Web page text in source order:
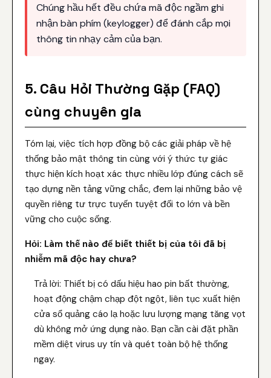
Chúng hầu hết đều chứa mã độc ngầm ghi
nhận bàn phím (keylogger) để đánh cắp mọi
thông tin nhạy cảm của bạn.
5. Câu Hỏi Thường Gặp (FAQ)
cùng chuyên gia
Tóm lại, việc tích hợp đồng bộ các giải pháp về hệ
thống bảo mật thông tin cùng với ý thức tự giác
thực hiện kích hoạt xác thực nhiều lớp đúng cách sẽ
tạo dựng nền tảng vững chắc, đem lại những bảo vệ
quyền riêng tư trực tuyến tuyệt đối to lớn và bền
vững cho cuộc sống.
Hỏi: Làm thế nào để biết thiết bị của tôi đã bị
nhiễm mã độc hay chưa?
Trả lời: Thiết bị có dấu hiệu hao pin bất thường,
hoạt động chậm chạp đột ngột, liên tục xuất hiện
cửa sổ quảng cáo lạ hoặc lưu lượng mạng tăng vọt
dù không mở ứng dụng nào. Bạn cần cài đặt phần
mềm diệt virus uy tín và quét toàn bộ hệ thống
ngay.